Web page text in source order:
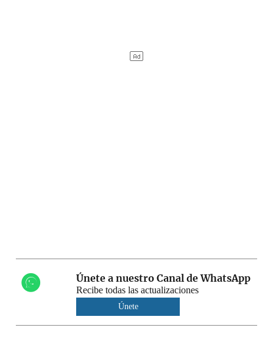
Únete a nuestro Canal de WhatsApp
Recibe todas las actualizaciones
Únete